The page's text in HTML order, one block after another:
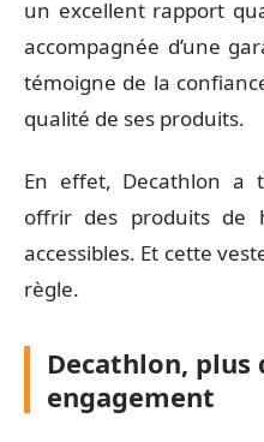
un excellent rapport
accompagnée d’une
témoigne de la
qualité de ses produits.
En effet, Decathlon a
offrir des produits de
accessibles. Et cette
règle.
Decathlon, plus
engagement